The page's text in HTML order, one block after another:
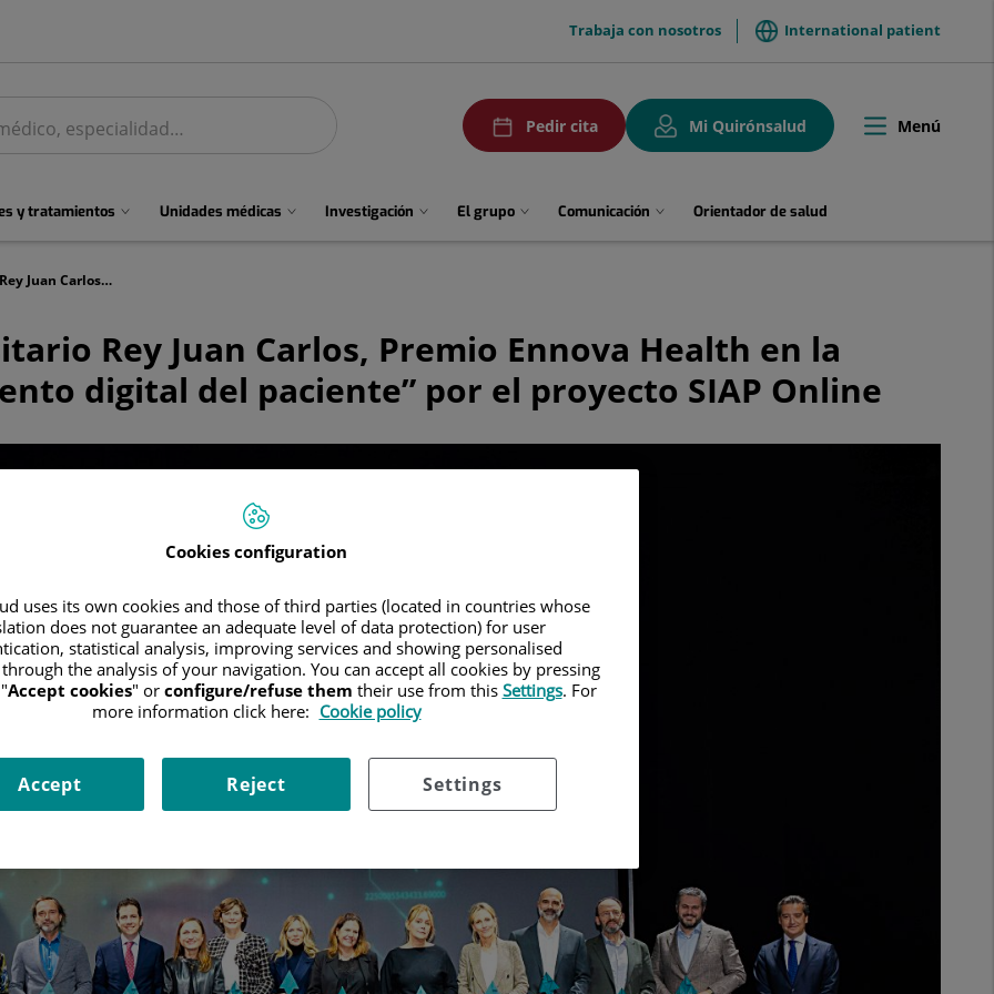
menuTop
Trabaja con nosotros International patient
menuPedirCita
Pedir cita
Mi Quirónsalud
Toggle
Menú
y tratamientos Unidades médicas Investigación El grupo Comunicación Orientador de salud
El Hospital público Universitario Rey Juan Carlos, Premio Ennova Health en la categoría de “Empoderamiento digital del paciente” por el proyecto SIAP Online
Rey Juan Carlos, Premio Ennova Health en la
digital del paciente” por el proyecto SIAP Online
Cookies configuration
uses its own cookies and those of third parties (located in countries whose
does not guarantee an adequate level of data protection) for user
statistical analysis, improving services and showing personalised
the analysis of your navigation. You can accept all cookies by pressing
Accept cookies" or configure/refuse them their use from this Settings. For
more information click here: Cookie policy
Settings
Reject
Accept